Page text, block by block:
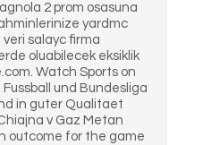
2 prom osasuna
yardmc
salayc firma
oluabilecek eksiklik
Watch Sports on
und Bundesliga
in guter Qualitaet
v Gaz Metan
outcome for the game